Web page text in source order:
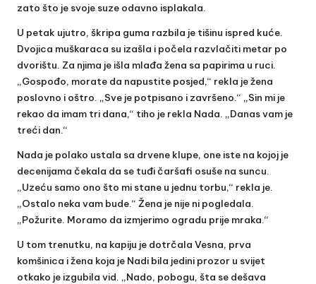
zato što je svoje suze odavno isplakala.
U petak ujutro, škripa guma razbila je tišinu ispred kuće.
Dvojica muškaraca su izašla i počela razvlačiti metar po
dvorištu. Za njima je išla mlađa žena sa papirima u ruci.
„Gospođo, morate da napustite posjed,“ rekla je žena
poslovno i oštro. „Sve je potpisano i završeno.“ „Sin mi je
rekao da imam tri dana,“ tiho je rekla Nada. „Danas vam je
treći dan.“
Nada je polako ustala sa drvene klupe, one iste na kojoj je
decenijama čekala da se tuđi čaršafi osuše na suncu.
„Uzeću samo ono što mi stane u jednu torbu,“ rekla je.
„Ostalo neka vam bude.“ Žena je nije ni pogledala.
„Požurite. Moramo da izmjerimo ogradu prije mraka.“
U tom trenutku, na kapiju je dotrčala Vesna, prva
komšinica i žena koja je Nadi bila jedini prozor u svijet
otkako je izgubila vid. „Nado, pobogu, šta se dešava